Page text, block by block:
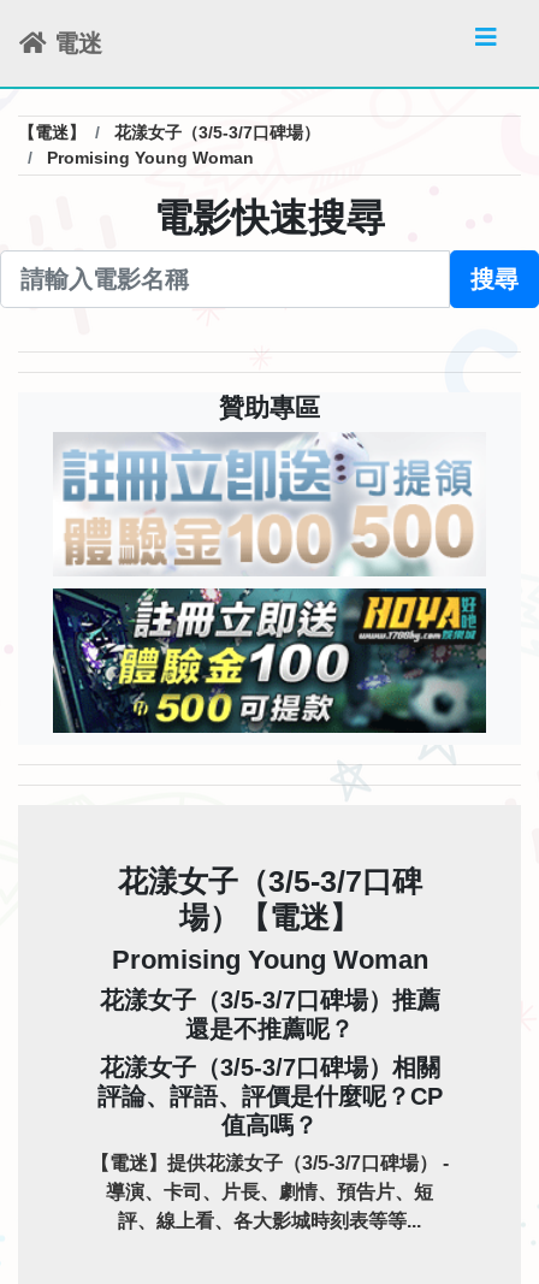
電迷
【電迷】
花漾女子（3/5-3/7口碑場）
Promising Young Woman
電影快速搜尋
搜尋
贊助專區
花漾女子（3/5-3/7口碑
場）【電迷】
Promising Young Woman
花漾女子（3/5-3/7口碑場）推薦
還是不推薦呢？
花漾女子（3/5-3/7口碑場）相關
評論、評語、評價是什麼呢？CP
值高嗎？
【電迷】提供花漾女子（3/5-3/7口碑場） -
導演、卡司、片長、劇情、預告片、短
評、線上看、各大影城時刻表等等...